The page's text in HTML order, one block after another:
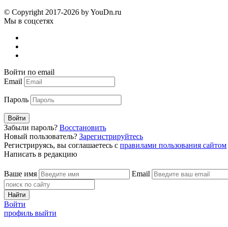
© Copyright 2017-2026 by YouDn.ru
Мы в соцсетях
Войти по email
Email
Пароль
Войти
Забыли пароль? Восстановить
Новый пользователь? Зарегистрируйтесь
Регистрируясь, вы соглашаетесь с правилами пользования сайтом
Написать в редакцию
Ваше имя Email
Найти
Войти
профиль выйти